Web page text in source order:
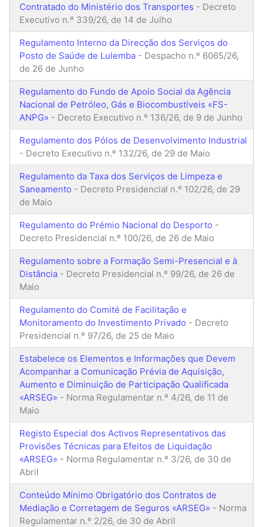
Contratado do Ministério dos Transportes - Decreto
Executivo n.º 339/26, de 14 de Julho
Regulamento Interno da Direcção dos Serviços do
Posto de Saúde de Lulemba - Despacho n.º 6065/26,
de 26 de Junho
Regulamento do Fundo de Apoio Social da Agência
Nacional de Petróleo, Gás e Biocombustíveis «FS-
ANPG» - Decreto Executivo n.º 136/26, de 9 de Junho
Regulamento dos Pólos de Desenvolvimento Industrial
- Decreto Executivo n.º 132/26, de 29 de Maio
Regulamento da Taxa dos Serviços de Limpeza e
Saneamento - Decreto Presidencial n.º 102/26, de 29
de Maio
Regulamento do Prémio Nacional do Desporto -
Decreto Presidencial n.º 100/26, de 26 de Maio
Regulamento sobre a Formação Semi-Presencial e à
Distância - Decreto Presidencial n.º 99/26, de 26 de
Maio
Regulamento do Comité de Facilitação e
Monitoramento do Investimento Privado - Decreto
Presidencial n.º 97/26, de 25 de Maio
Estabelece os Elementos e Informações que Devem
Acompanhar a Comunicação Prévia de Aquisição,
Aumento e Diminuição de Participação Qualificada
«ARSEG» - Norma Regulamentar n.º 4/26, de 11 de
Maio
Registo Especial dos Activos Representativos das
Provisões Técnicas para Efeitos de Liquidação
«ARSEG» - Norma Regulamentar n.º 3/26, de 30 de
Abril
Conteúdo Mínimo Obrigatório dos Contratos de
Mediação e Corretagem de Seguros «ARSEG» - Norma
Regulamentar n.º 2/26, de 30 de Abril